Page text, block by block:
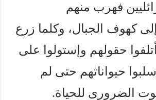
فهرب منهم
إلى كهوف الجبال، وكلما زرع
أتلفوا حقولهم وإستولوا على
حيواناتهم حتى لم
الضرورى للحياة.